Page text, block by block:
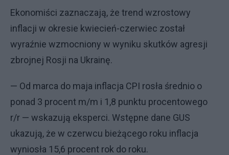
Ekonomiści zaznaczają, że trend wzrostowy
inflacji w okresie kwiecień-czerwiec został
wyraźnie wzmocniony w wyniku skutków agresji
zbrojnej Rosji na Ukrainę.
— Od marca do maja inflacja CPI rosła średnio o
ponad 3 procent m/m i 1,8 punktu procentowego
r/r — wskazują eksperci. Wstępne dane GUS
ukazują, że w czerwcu bieżącego roku inflacja
wyniosła 15,6 procent rok do roku.